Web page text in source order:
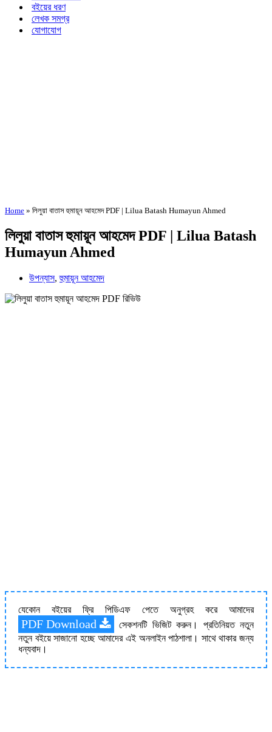
বইয়ের ধরণ
লেখক সমগ্র
যোগাযোগ
Home » লিলুয়া বাতাস হুমায়ূন আহমেদ PDF | Lilua Batash Humayun Ahmed
লিলুয়া বাতাস হুমায়ূন আহমেদ PDF | Lilua Batash
Humayun Ahmed
উপন্যাস,হুমায়ূন আহমেদ
যেকোন বইয়ের ফ্রি পিডিএফ পেতে অনুগ্রহ করে আমাদের
PDF Download
সেকশনটি ভিজিট করুন। প্রতিনিয়ত নতুন
নতুন বইয়ে সাজানো হচ্ছে আমাদের এই অনলাইন পাঠশালা। সাথে থাকার জন্য
ধন্যবাদ।